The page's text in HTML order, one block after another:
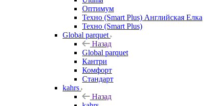
Оптимум
Техно (Smart Plus) Английская Елка
Техно (Smart Plus)
Global parquet
Назад
Global parquet
Кантри
Комфорт
Стандарт
kahrs
Назад